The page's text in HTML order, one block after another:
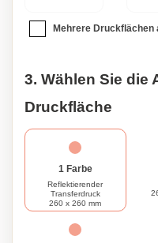
Mehrere Druckflächen
3. Wählen Sie die
Druckfläche
1 Farbe
Reflektierender
Transferdruck
260 x 260 mm